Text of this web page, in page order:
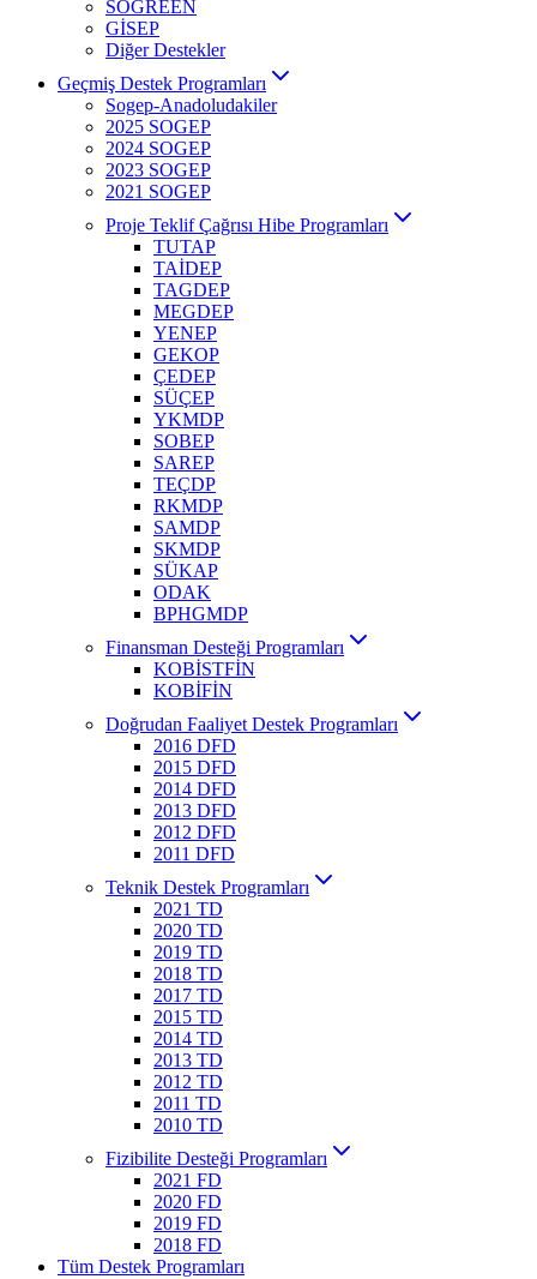
SOGREEN
GİSEP
Diğer Destekler
Geçmiş Destek Programları
Sogep-Anadoludakiler
2025 SOGEP
2024 SOGEP
2023 SOGEP
2021 SOGEP
Proje Teklif Çağrısı Hibe Programları
TUTAP
TAİDEP
TAGDEP
MEGDEP
YENEP
GEKOP
ÇEDEP
SÜÇEP
YKMDP
SOBEP
SAREP
TEÇDP
RKMDP
SAMDP
SKMDP
SÜKAP
ODAK
BPHGMDP
Finansman Desteği Programları
KOBİSTFİN
KOBİFİN
Doğrudan Faaliyet Destek Programları
2016 DFD
2015 DFD
2014 DFD
2013 DFD
2012 DFD
2011 DFD
Teknik Destek Programları
2021 TD
2020 TD
2019 TD
2018 TD
2017 TD
2015 TD
2014 TD
2013 TD
2012 TD
2011 TD
2010 TD
Fizibilite Desteği Programları
2021 FD
2020 FD
2019 FD
2018 FD
Tüm Destek Programları